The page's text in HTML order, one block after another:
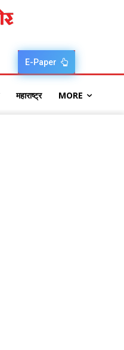
E-Paper
महाराष्ट्र MORE